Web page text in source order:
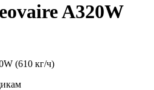
A320W